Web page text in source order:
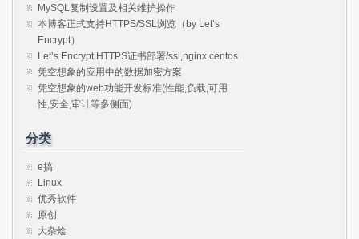
MySQL复制设置及相关维护操作
本博客正式支持HTTPS/SSL浏览（by Let’s
Encrypt）
Let’s Encrypt HTTPS证书部署/ssl,nginx,centos
凭空想象的应用中的数据加密方案
凭空想象的web功能开发标准(性能,负载,可用
性,安全,审计等多侧面)
分类
e搞
Linux
优秀软件
原创
大杂烩